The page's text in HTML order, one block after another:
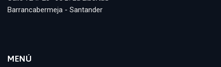
Barrancabermeja - Santander
MENÚ